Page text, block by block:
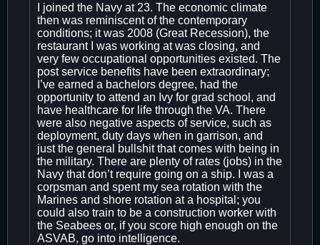
I joined the Navy at 23. The economic climate
then was reminiscent of the contemporary
conditions; it was 2008 (Great Recession), the
restaurant I was working at was closing, and
very few occupational opportunities existed. The
post service benefits have been extraordinary;
I’ve earned a bachelors degree, had the
opportunity to attend an Ivy for grad school, and
have healthcare for life through the VA. There
were also negative aspects of service, such as
deployment, duty days when in garrison, and
just the general bullshit that comes with being in
the military. There are plenty of rates (jobs) in the
Navy that don’t require going on a ship. I was a
corpsman and spent my sea rotation with the
Marines and shore rotation at a hospital; you
could also train to be a construction worker with
the Seabees or, if you score high enough on the
ASVAB, go into intelligence.